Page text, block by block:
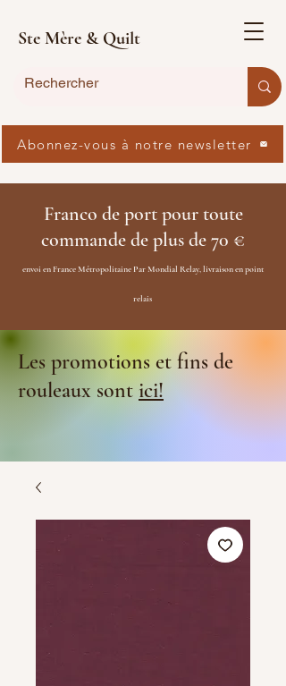
Ste Mère & Quilt
Franco de port pour toute
commande de plus de 70 €
envoi en France Métropolitaine Par Mondial Relay, livraison en point
relais
Les promotions et fins de
rouleaux sontici!
Abonnez-vous à notre newsletter